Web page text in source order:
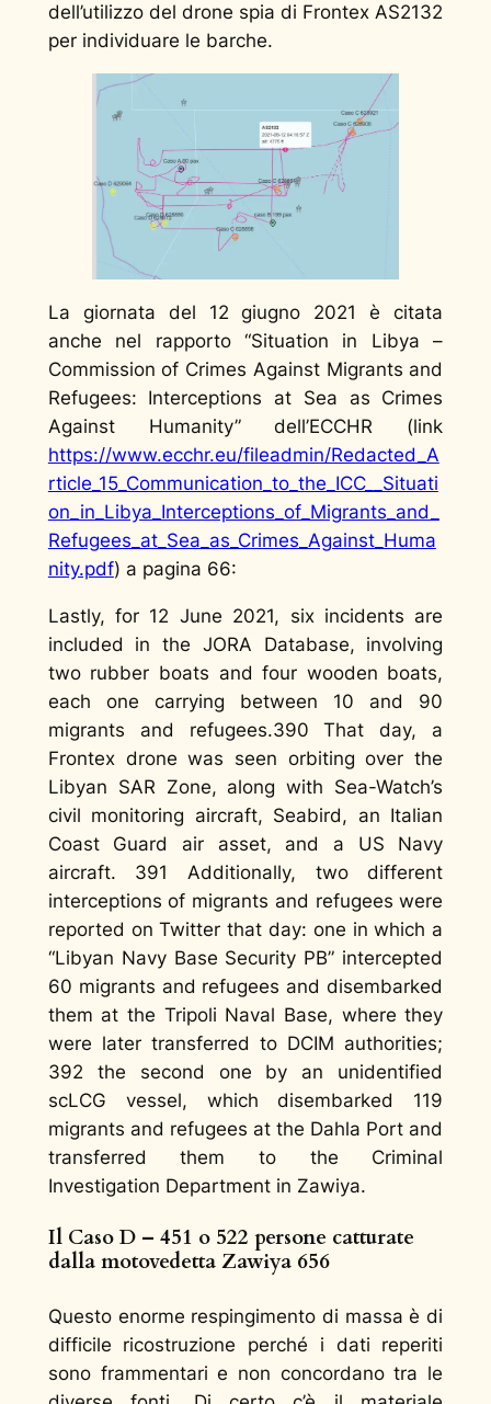
dell’utilizzo del drone spia di Frontex AS2132
per individuare le barche.
La giornata del 12 giugno 2021 è citata
anche nel rapporto “Situation in Libya –
Commission of Crimes Against Migrants and
Refugees: Interceptions at Sea as Crimes
Against Humanity” dell’ECCHR (link
https://www.ecchr.eu/fileadmin/Redacted_A
rticle_15_Communication_to_the_ICC__Situati
on_in_Libya_Interceptions_of_Migrants_and_
Refugees_at_Sea_as_Crimes_Against_Huma
nity.pdf) a pagina 66:
Lastly, for 12 June 2021, six incidents are
included in the JORA Database, involving
two rubber boats and four wooden boats,
each one carrying between 10 and 90
migrants and refugees.390 That day, a
Frontex drone was seen orbiting over the
Libyan SAR Zone, along with Sea-Watch’s
civil monitoring aircraft, Seabird, an Italian
Coast Guard air asset, and a US Navy
aircraft. 391 Additionally, two different
interceptions of migrants and refugees were
reported on Twitter that day: one in which a
“Libyan Navy Base Security PB” intercepted
60 migrants and refugees and disembarked
them at the Tripoli Naval Base, where they
were later transferred to DCIM authorities;
392 the second one by an unidentified
scLCG vessel, which disembarked 119
migrants and refugees at the Dahla Port and
transferred them to the Criminal
Investigation Department in Zawiya.
Il Caso D – 451 o 522 persone catturate
dalla motovedetta Zawiya 656
Questo enorme respingimento di massa è di
difficile ricostruzione perché i dati reperiti
sono frammentari e non concordano tra le